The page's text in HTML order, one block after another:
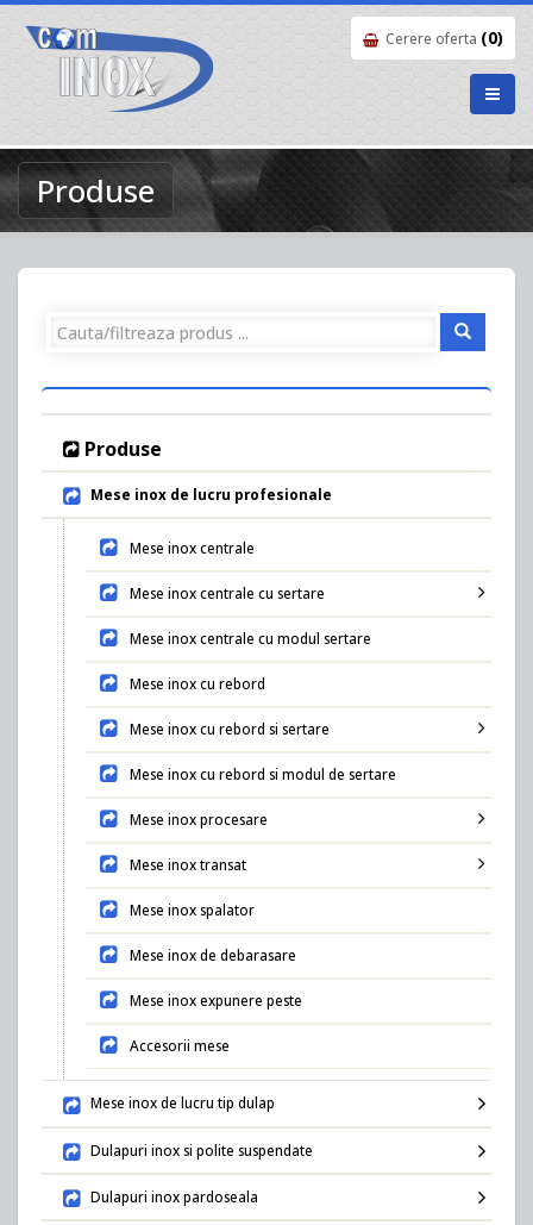
Cerere oferta (0)
Produse
Produse
Mese inox de lucru profesionale
Mese inox centrale
Mese inox centrale cu sertare
Mese inox centrale cu modul sertare
Mese inox cu rebord
Mese inox cu rebord si sertare
Mese inox cu rebord si modul de sertare
Mese inox procesare
Mese inox transat
Mese inox spalator
Mese inox de debarasare
Mese inox expunere peste
Accesorii mese
Mese inox de lucru tip dulap
Dulapuri inox si polite suspendate
Dulapuri inox pardoseala